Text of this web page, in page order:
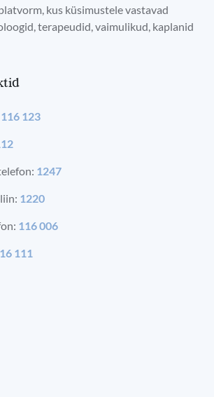
kus küsimustele vastavad
terapeudid, vaimulikud, kaplanid
116 123
1247
1220
116 006
111